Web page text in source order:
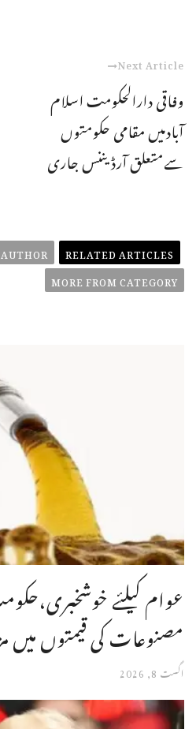
Next Article
وفاقی دارالحکومت اسلام
آبادمیں مقامی حکومتوں
سےمتعلق آرڈیننس جاری
RELATED ARTICLES
MORE FROM CATEGORY
عوام کیلئے
مصنوعات کی قیمتوں میں
اگست 8, 2026